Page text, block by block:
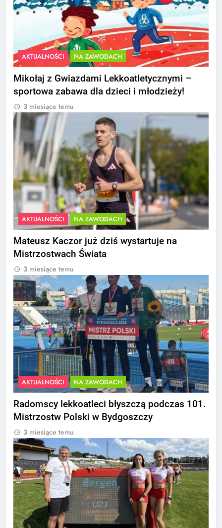
AKTUALNOŚCI NA ZAWODACH
Mikołaj z Gwiazdami Lekkoatletycznymi –
sportowa zabawa dla dzieci i młodzieży!
3 miesiące temu
AKTUALNOŚCI NA ZAWODACH
Mateusz Kaczor już dziś wystartuje na
Mistrzostwach Świata
3 miesiące temu
AKTUALNOŚCI NA ZAWODACH
Radomscy lekkoatleci błyszczą podczas 101.
Mistrzostw Polski w Bydgoszczy
3 miesiące temu